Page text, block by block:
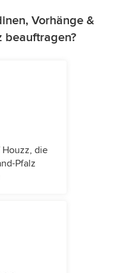
Vorhänge &
beauftragen?
Houzz, die
Pfalz